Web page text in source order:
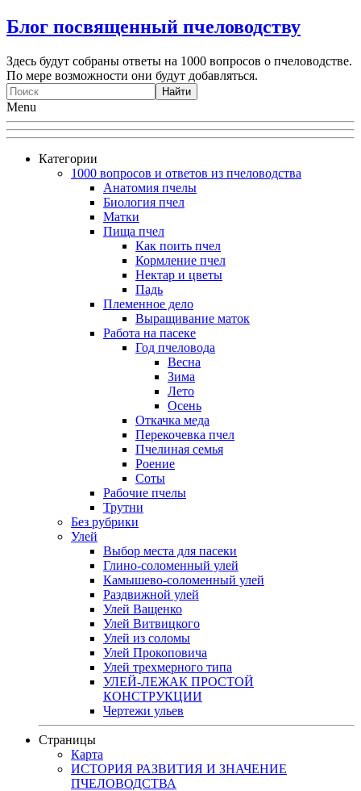
Блог посвященный пчеловодству
Здесь будут собраны ответы на 1000 вопросов о пчеловодстве.
По мере возможности они будут добавляться.
Menu
Категории
1000 вопросов и ответов из пчеловодства
Анатомия пчелы
Биология пчел
Матки
Пища пчел
Как поить пчел
Кормление пчел
Нектар и цветы
Падь
Племенное дело
Выращивание маток
Работа на пасеке
Год пчеловода
Весна
Зима
Лето
Осень
Откачка меда
Перекочевка пчел
Пчелиная семья
Роение
Соты
Рабочие пчелы
Трутни
Без рубрики
Улей
Выбор места для пасеки
Глино-соломенный улей
Камышево-соломенный улей
Раздвижной улей
Улей Ващенко
Улей Витвицкого
Улей из соломы
Улей Прокоповича
Улей трехмерного типа
УЛЕЙ-ЛЕЖАК ПРОСТОЙ
КОНСТРУКЦИИ
Чертежи ульев
Страницы
Карта
ИСТОРИЯ РАЗВИТИЯ И ЗНАЧЕНИЕ
ПЧЕЛОВОДСТВА